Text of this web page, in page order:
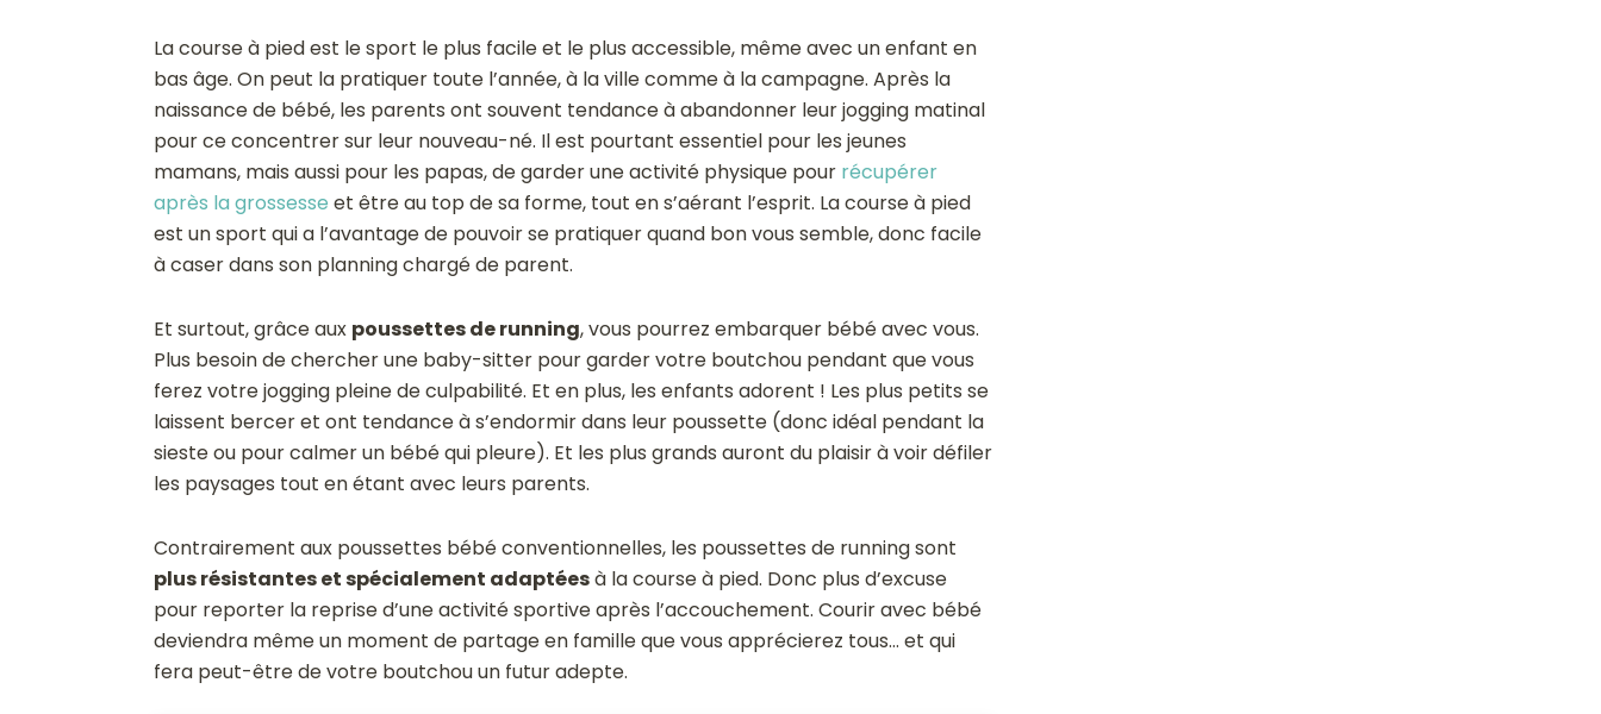
La course à pied est le sport le plus facile et le plus accessible, même avec un enfant en
bas âge. On peut la pratiquer toute l’année, à la ville comme à la campagne. Après la
naissance de bébé, les parents ont souvent tendance à abandonner leur jogging matinal
pour ce concentrer sur leur nouveau-né. Il est pourtant essentiel pour les jeunes
mamans, mais aussi pour les papas, de garder une activité physique pour récupérer
après la grossesse et être au top de sa forme, tout en s’aérant l’esprit. La course à pied
est un sport qui a l’avantage de pouvoir se pratiquer quand bon vous semble, donc facile
à caser dans son planning chargé de parent.
Et surtout, grâce aux poussettes de running, vous pourrez embarquer bébé avec vous.
Plus besoin de chercher une baby-sitter pour garder votre boutchou pendant que vous
ferez votre jogging pleine de culpabilité. Et en plus, les enfants adorent ! Les plus petits se
laissent bercer et ont tendance à s’endormir dans leur poussette (donc idéal pendant la
sieste ou pour calmer un bébé qui pleure). Et les plus grands auront du plaisir à voir défiler
les paysages tout en étant avec leurs parents.
Contrairement aux poussettes bébé conventionnelles, les poussettes de running sont
plus résistantes et spécialement adaptéesà la course à pied. Donc plus d’excuse
pour reporter la reprise d’une activité sportive après l’accouchement. Courir avec bébé
deviendra même un moment de partage en famille que vous apprécierez tous… et qui
fera peut-être de votre boutchou un futur adepte.